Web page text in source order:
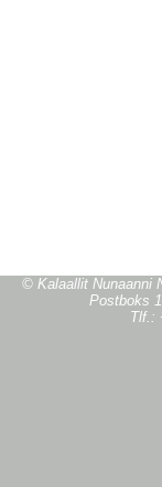
© Kalaallit Nunaanni
Postboks
Tlf.: